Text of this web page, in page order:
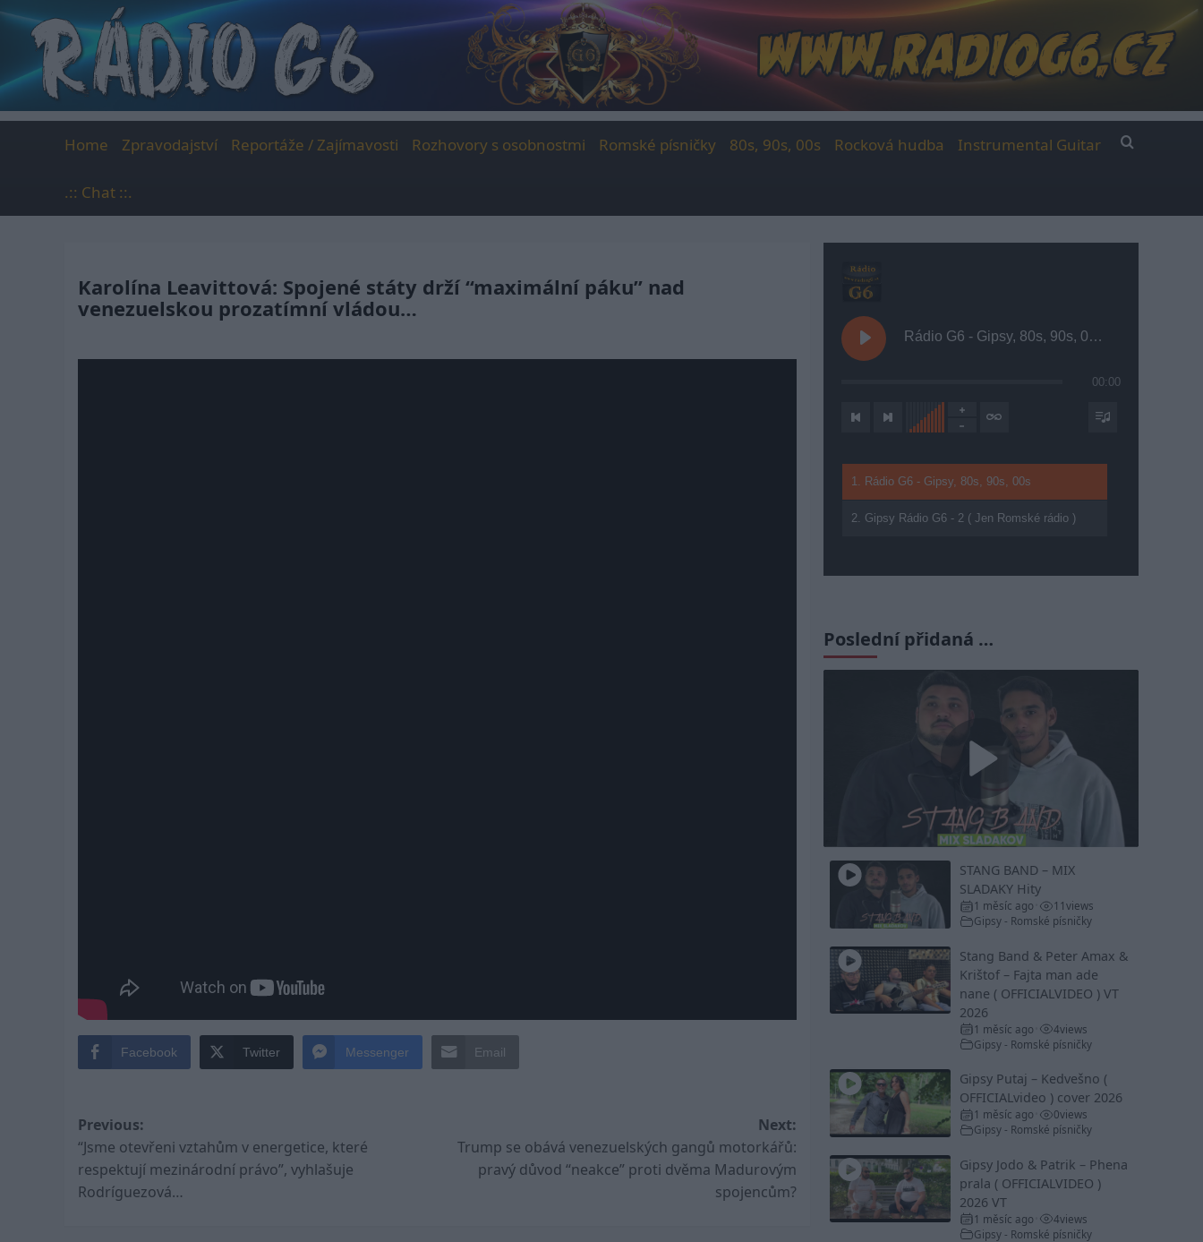
content
Home Zpravodajství Reportáže / Zajímavosti Rozhovory s osobnostmi Romské písničky 80s, 90s, 00s Rocková hudba Instrumental Guitar
.:: Chat ::.
Karolína Leavittová: Spojené státy drží “maximální páku” nad
venezuelskou prozatímní vládou…
Facebook Twitter Messenger Email
Post
navigation
Previous:
“Jsme otevřeni vztahům v energetice, které
respektují mezinárodní právo”, vyhlašuje
Rodríguezová…
Next:
Trump se obává venezuelských gangů motorkářů:
pravý důvod “neakce” proti dvěma Madurovým
spojencům?
Rádio G6 - Gipsy, 80s, 90s, 00s
00:00
1. Rádio G6 - Gipsy, 80s, 90s, 00s
2. Gipsy Rádio G6 - 2 ( Jen Romské rádio )
Poslední přidaná …
Play
Video
STANG BAND – MIX
SLADAKY Hity
1 měsíc ago 11views
Gipsy - Romské písničky
Stang Band & Peter Amax &
Krištof – Fajta man ade
nane ( OFFICIALVIDEO ) VT
2026
1 měsíc ago 4views
Gipsy - Romské písničky
Gipsy Putaj – Kedvešno (
OFFICIALvideo ) cover 2026
1 měsíc ago 0views
Gipsy - Romské písničky
Gipsy Jodo & Patrik – Phena
prala ( OFFICIALVIDEO )
2026 VT
1 měsíc ago 4views
Gipsy - Romské písničky